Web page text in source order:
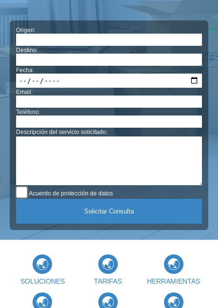
Origen:
Destino:
Fecha:
Email:
Teléfono:
Descripción del servicio solicitado:
Acuerdo de protección de datos
SOLUCIONES TARIFAS HERRAMIENTAS